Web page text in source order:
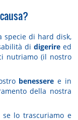
specie di hard disk,
di digerireed
nutriamo (il nostro
benessere e in
della nostra
lo trascuriamo e